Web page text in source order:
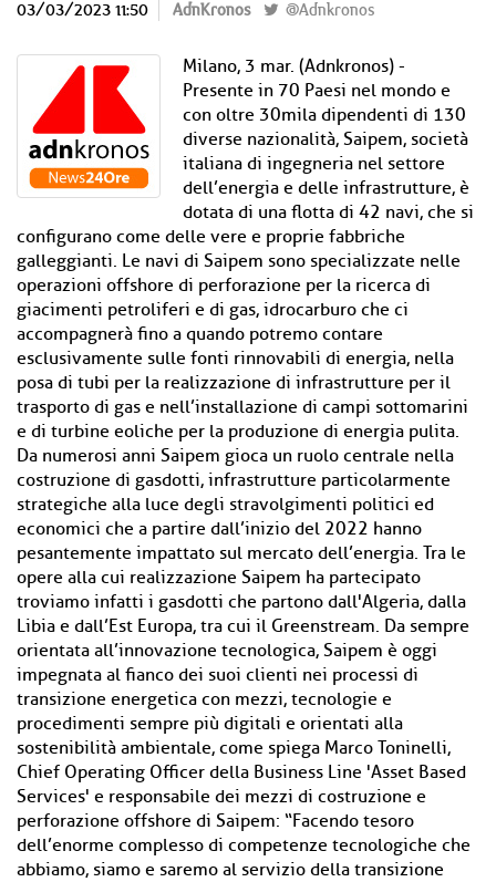
03/03/2023 11:50 AdnKronos @Adnkronos
Milano, 3 mar. (Adnkronos) -
Presente in 70 Paesi nel mondo e
con oltre 30mila dipendenti di 130
diverse nazionalità, Saipem, società
italiana di ingegneria nel settore
dell’energia e delle infrastrutture, è
dotata di una flotta di 42 navi, che si
configurano come delle vere e proprie fabbriche
galleggianti. Le navi di Saipem sono specializzate nelle
operazioni offshore di perforazione per la ricerca di
giacimenti petroliferi e di gas, idrocarburo che ci
accompagnerà fino a quando potremo contare
esclusivamente sulle fonti rinnovabili di energia, nella
posa di tubi per la realizzazione di infrastrutture per il
trasporto di gas e nell’installazione di campi sottomarini
e di turbine eoliche per la produzione di energia pulita.
Da numerosi anni Saipem gioca un ruolo centrale nella
costruzione di gasdotti, infrastrutture particolarmente
strategiche alla luce degli stravolgimenti politici ed
economici che a partire dall’inizio del 2022 hanno
pesantemente impattato sul mercato dell’energia. Tra le
opere alla cui realizzazione Saipem ha partecipato
troviamo infatti i gasdotti che partono dall'Algeria, dalla
Libia e dall’Est Europa, tra cui il Greenstream. Da sempre
orientata all’innovazione tecnologica, Saipem è oggi
impegnata al fianco dei suoi clienti nei processi di
transizione energetica con mezzi, tecnologie e
procedimenti sempre più digitali e orientati alla
sostenibilità ambientale, come spiega Marco Toninelli,
Chief Operating Officer della Business Line 'Asset Based
Services' e responsabile dei mezzi di costruzione e
perforazione offshore di Saipem: “Facendo tesoro
dell’enorme complesso di competenze tecnologiche che
abbiamo, siamo e saremo al servizio della transizione